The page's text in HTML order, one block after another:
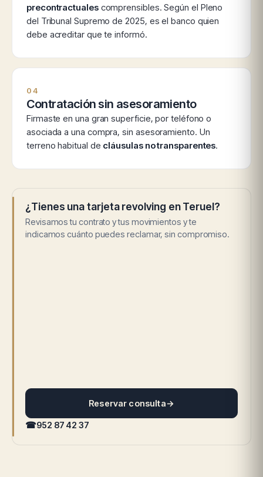
precontractualescomprensibles. Según el Pleno
del Tribunal Supremo de 2025, es el banco quien
debe acreditar que te informó.
04
Contratación sin asesoramiento
Firmaste en una gran superficie, por teléfono o
asociada a una compra, sin asesoramiento. Un
terreno habitual de cláusulas no transparentes.
¿Tienes una tarjeta revolving en Teruel?
Revisamos tu contrato y tus movimientos y te
indicamos cuánto puedes reclamar, sin compromiso.
Reservar consulta→
☎952 87 42 37